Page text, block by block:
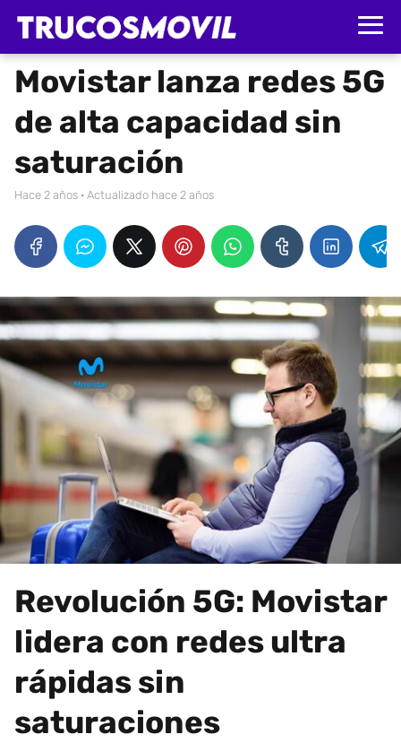
Movistar lanza redes 5G
de alta capacidad sin
saturación
hace 2 años · Actualizado hace 2 años
Revolución 5G: Movistar
lidera con redes ultra
rápidas sin
saturaciones